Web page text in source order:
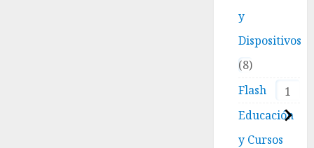
y
Dispositivos
8
Flash
1
Educación
y Cursos